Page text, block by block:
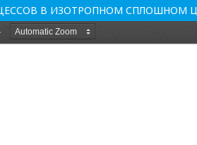
В ИЗОТРОПНОМ СПЛОШНОМ